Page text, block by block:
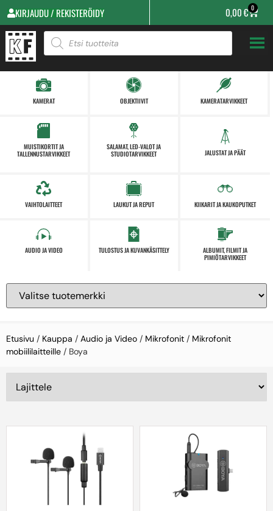
KIRJAUDU / REKISTERÖIDY 0,00€ 0
KAMERAT OBJEKTIIVIT KAMERATARVIKKEET
MUISTIKORTIT JA
TALLENNUSTARVIKKEET
SALAMAT, LED-VALOT JA
STUDIOTARVIKKEET
JALUSTAT JA PÄÄT
VAIHTOLAITTEET LAUKUT JA REPUT KIIKARIT JA KAUKOPUTKET
AUDIO JA VIDEO TULOSTUS JA KUVANKÄSITTELY
ALBUMIT, FILMIT JA
PIMIÖTARVIKKEET
Etusivu / Kauppa / Audio ja Video / Mikrofonit / Mikrofonit
mobiililaitteille / Boya